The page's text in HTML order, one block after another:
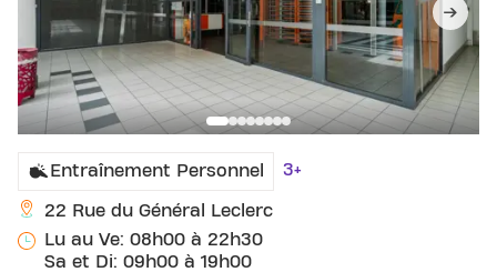
Entraînement Personnel 3+
22 Rue du Général Leclerc
Lu au Ve: 08h00 à 22h30
Sa et Di: 09h00 à 19h00